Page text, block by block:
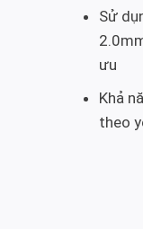
Sử
ưu
Khả
theo